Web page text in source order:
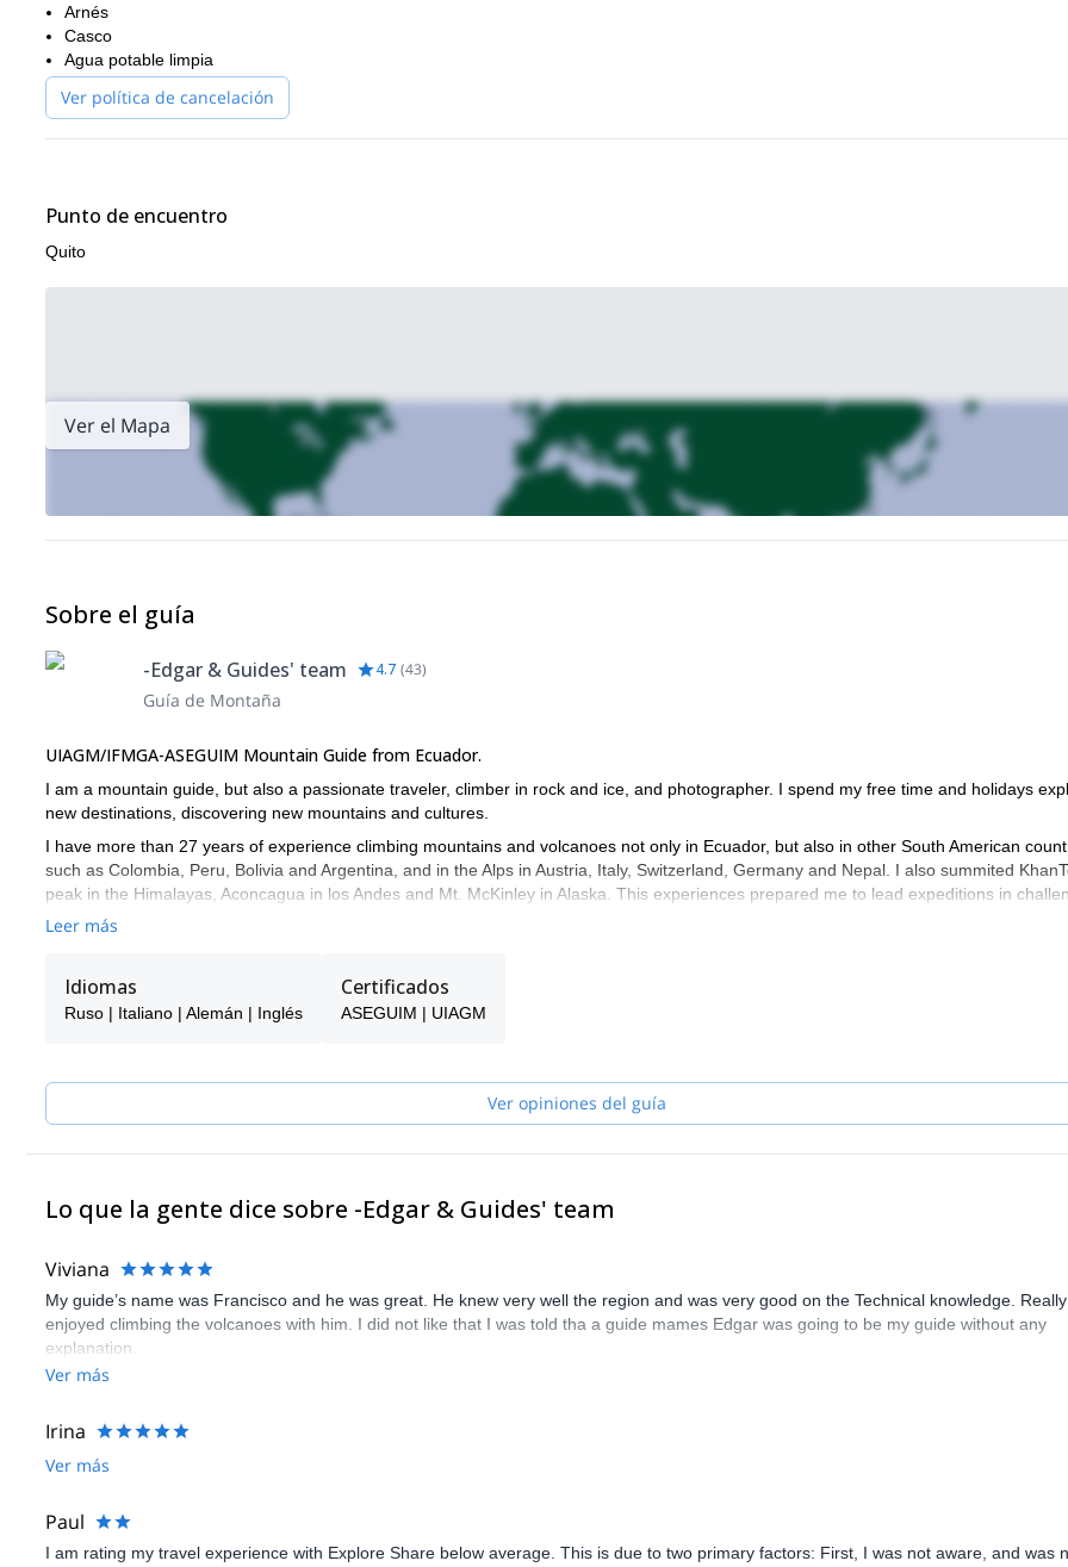
Arnés
Casco
Agua potable limpia
Ver política de cancelación
Punto de encuentro
Quito
Ver el Mapa
Sobre el guía
-Edgar & Guides' team 4.7 (43)
Guía de Montaña
UIAGM/IFMGA-ASEGUIM Mountain Guide from Ecuador.
I am a mountain guide, but also a passionate traveler, climber in rock and ice, and photographer. I spend my free time and holidays
new destinations, discovering new mountains and cultures.
I have more than 27 years of experience climbing mountains and volcanoes not only in Ecuador, but also in other South American
such as Colombia, Peru, Bolivia and Argentina, and in the Alps in Austria, Italy, Switzerland, Germany and Nepal. I also summited
peak in the Himalayas, Aconcagua in los Andes and Mt. McKinley in Alaska. This experiences prepared me to lead expeditions in
routes all around the world.
ENSA, and completed first aid courses in the Ecuadorian Red Cross.
I like guiding people from all around the world, and help them discover and enjoy the mountains, while reaching their objectives. I speak
Leer más
Idiomas
Ruso | Italiano | Alemán | Inglés
Certificados
ASEGUIM | UIAGM
Ver opiniones del guía
Lo que la gente dice sobre -Edgar & Guides' team
Viviana
My guide’s name was Francisco and he was great. He knew very well the region and was very good on the Technical knowledge. Really
enjoyed climbing the volcanoes with him. I did not like that I was told tha a guide mames Edgar was going to be my guide without any
explanation.
Ver más
Irina
Ver más
Paul
I am rating my travel experience with Explore Share below average. This is due to two primary factors: First, I was not aware, and was